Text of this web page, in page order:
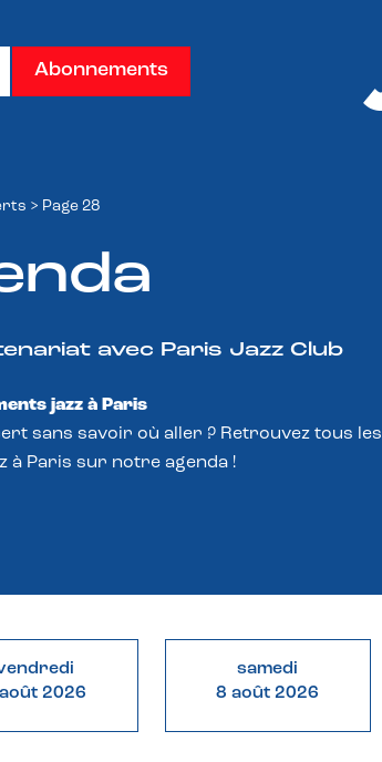
Abonnements
> Page 28
avec Paris Jazz Club
jazz à Paris
sans savoir où aller ? Retrouvez tous les
à Paris sur notre agenda !
2026
samedi
8 août 2026